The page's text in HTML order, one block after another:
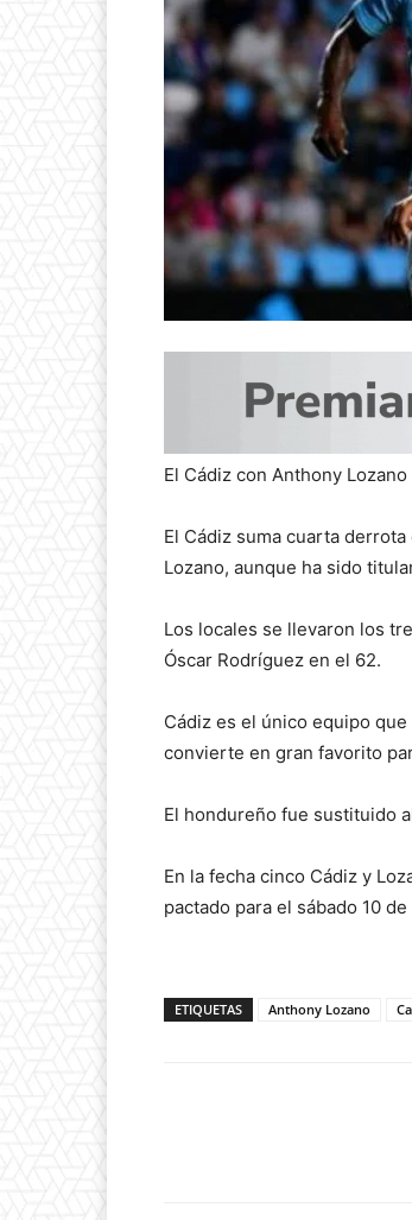
El Cádiz con Anthony
El Cádiz suma cuarta
Lozano, aunque ha sido
Los locales se llevaron los
Óscar Rodríguez en el 62.
Cádiz es el único equipo
convierte en gran favorito
El hondureño fue sustituido
En la fecha cinco Cádiz y
pactado para el sábado 10
ETIQUETAS Anthony Lozano